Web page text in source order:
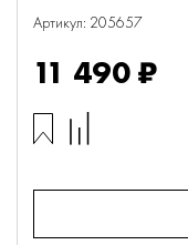
Артикул: 205657
11 490 ₽